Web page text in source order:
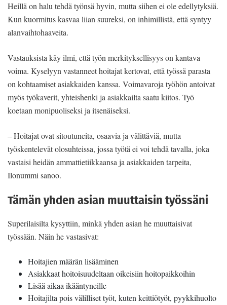
Heillä on halu tehdä työnsä hyvin, mutta siihen ei ole edellytyksiä.
Kun kuormitus kasvaa liian suureksi, on inhimillistä, että syntyy
alanvaihtohaaveita.
Vastauksista käy ilmi, että työn merkityksellisyys on kantava
voima. Kyselyyn vastanneet hoitajat kertovat, että työssä parasta
on kohtaamiset asiakkaiden kanssa. Voimavaroja työhön antoivat
myös työkaverit, yhteishenki ja asiakkailta saatu kiitos. Työ
koetaan monipuoliseksi ja itsenäiseksi.
– Hoitajat ovat sitoutuneita, osaavia ja välittäviä, mutta
työskentelevät olosuhteissa, jossa työtä ei voi tehdä tavalla, joka
vastaisi heidän ammattietiikkaansa ja asiakkaiden tarpeita,
Ilonummi sanoo.
Tämän yhden asian muuttaisin työssäni
Superilaisilta kysyttiin, minkä yhden asian he muuttaisivat
työssään. Näin he vastasivat:
Hoitajien määrän lisääminen
Asiakkaat hoitoisuudeltaan oikeisiin hoitopaikkoihin
Lisää aikaa ikääntyneille
Hoitajilta pois välilliset työt, kuten keittiötyöt, pyykkihuolto